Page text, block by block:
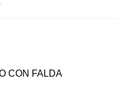
CON FALDA